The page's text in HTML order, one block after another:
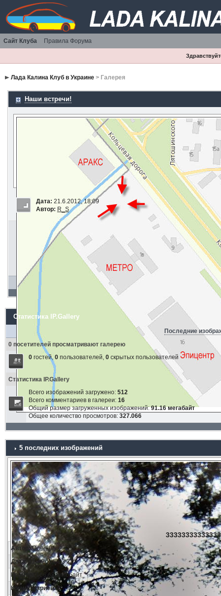
Сайт Клуба Правила Форума
Лада Калина Клуб в Украине> Галерея
Наши встречи!
Дата: 21.6.2012, 18:09
Автор: R_S
Статистика IP.Gallery
Последние
0 посетителей просматривают галерею
0гостей, 0пользователей, 0скрытых пользователей
Статистика IP.Gallery
Всего изображений загружено: 512
Всего комментариев в галереи: 16
Общий размер загруженных изображений:91.16 мегабайт
Общее количество просмотров: 327.066
5 последних изображений
Автор: Олег808
Дата: 11.3.2014, 23:21
Размер:
166.68 килобайт
Комментариев:0